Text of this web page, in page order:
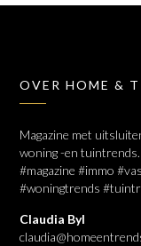
OVER HOME &
Magazine met
woning -en
#magazine #immo
#woningtrends
Claudia Byl